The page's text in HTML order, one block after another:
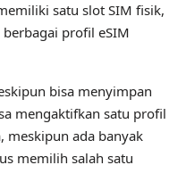
satu slot SIM fisik,
profil eSIM
bisa menyimpan
mengaktifkan satu profil
meskipun ada banyak
memilih salah satu